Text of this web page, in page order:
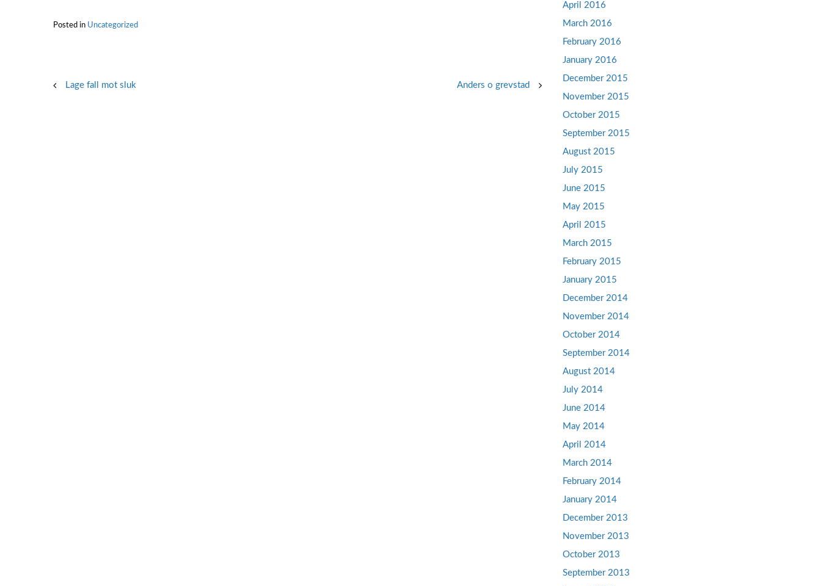
Posted in Uncategorized
PostLage fall mot sluk Anders o grevstad
April 2016
March 2016
February 2016
January 2016
December 2015
November 2015
October 2015
September 2015
August 2015
July 2015
June 2015
May 2015
April 2015
March 2015
February 2015
January 2015
December 2014
November 2014
October 2014
September 2014
August 2014
July 2014
June 2014
May 2014
April 2014
March 2014
February 2014
January 2014
December 2013
November 2013
October 2013
September 2013